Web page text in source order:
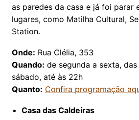
as paredes da casa e já foi parar
lugares, como Matilha Cultural,
Station.
Onde: Rua Clélia, 353
Quando: de segunda a sexta, das
sábado, até às 22h
Quanto: Confira programação
Casa das Caldeiras